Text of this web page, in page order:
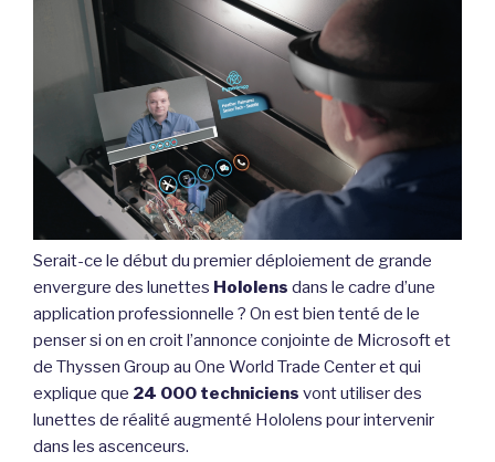
Serait-ce le début du premier déploiement de grande
envergure des lunettes Hololens dans le cadre d’une
application professionnelle ? On est bien tenté de le
penser si on en croit l’annonce conjointe de Microsoft et
de Thyssen Group au One World Trade Center et qui
explique que 24 000 techniciens vont utiliser des
lunettes de réalité augmenté Hololens pour intervenir
dans les ascenceurs.